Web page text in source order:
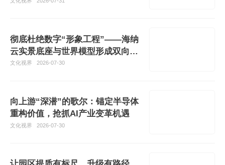
彻底杜绝数字“形象工程”——海纳
云实景底座与世界模型形成双向赋
能
文化视界 2026-07-30
向上游“深潜”的歌尔：锚定半导体
重构价值，抢抓AI产业变革机遇
文化视界 2026-07-30